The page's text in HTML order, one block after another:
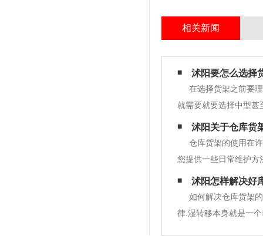
相关新闻
沭阳要怎么选择
在选择货架之前要
就需要就要选择中型甚
等，这些都是考虑因
三类 。轻型货架的使
沭阳关于仓库货
仓库货架的使用在
您提供一些日常维护方
下是维护要点:1.仓库
撞，增加了货架和货
沭阳怎样解决好
如何解决仓库货架
律.湿转移本身就是一